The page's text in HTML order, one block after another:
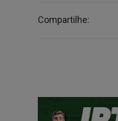
Compartilhe: